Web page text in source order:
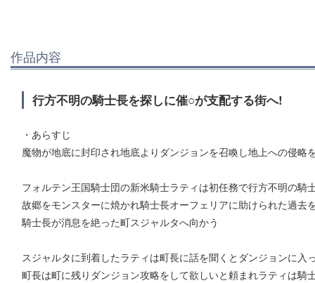
作品内容
行方不明の騎士長を探しに催○が支配する街へ!
・あらすじ
魔物が地底に封印され地底よりダンジョンを召喚し地上への侵略
フォルテン王国騎士団の新米騎士ラティは初任務で行方不明の騎
故郷をモンスターに焼かれ騎士長オーフェリアに助けられた過去
騎士長が消息を絶った町スジャルタへ向かう
スジャルタに到着したラティは町長に話を聞くとダンジョンに入
町長は町に残りダンジョン攻略をして欲しいと頼まれラティは